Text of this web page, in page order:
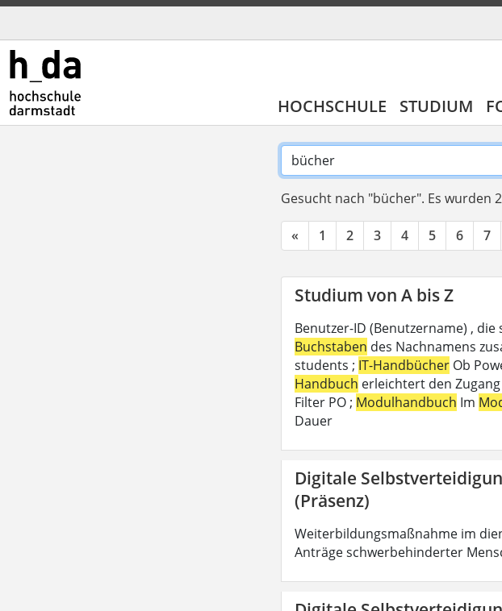
HOCHSCHULE STUDIUM
Gesucht nach "bücher". Es wurden
« 1 2 3 4 5 6 7
Studium von A bis Z
Benutzer-ID (Benutzername) , die
Buchstaben des Nachnamens
students ; IT-Handbücher Ob
Handbuch erleichtert den
Filter PO ; Modulhandbuch Im
Dauer
Digitale
(Präsenz)
Weiterbildungsmaßnahme im
Anträge schwerbehinderter